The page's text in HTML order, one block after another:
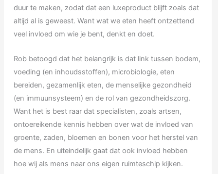
duur te maken, zodat dat een luxeproduct blijft zoals dat
altijd al is geweest. Want wat we eten heeft ontzettend
veel invloed om wie je bent, denkt en doet.
Rob betoogd dat het belangrijk is dat link tussen bodem,
voeding (en inhoudsstoffen), microbiologie, eten
bereiden, gezamenlijk eten, de menselijke gezondheid
(en immuunsysteem) en de rol van gezondheidszorg.
Want het is best raar dat specialisten, zoals artsen,
ontoereikende kennis hebben over wat de invloed van
groente, zaden, bloemen en bonen voor het herstel van
de mens. En uiteindelijk gaat dat ook invloed hebben
hoe wij als mens naar ons eigen ruimteschip kijken.